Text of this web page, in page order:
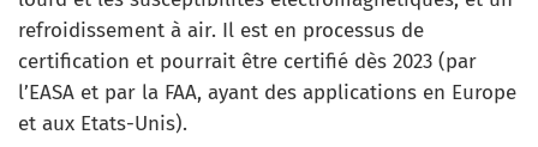
refroidissement à air. Il est en processus de
certification et pourrait être certifié dès 2023 (par
l’EASA et par la FAA, ayant des applications en Europe
et aux Etats-Unis).